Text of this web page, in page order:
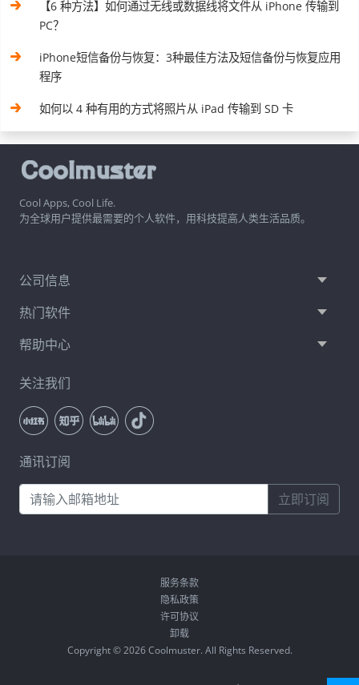
【6 种方法】如何通过无线或数据线将文件从 iPhone 传输到
PC？
iPhone短信备份与恢复：3种最佳方法及短信备份与恢复应用
程序
如何以 4 种有用的方式将照片从 iPad 传输到 SD 卡
Cool Apps, Cool Life.
为全球用户提供最需要的个人软件，用科技提高人类生活品质。
公司信息
热门软件
帮助中心
关注我们
通讯订阅
立即订阅
服务条款
隐私政策
许可协议
卸载
Copyright © 2026 Coolmuster. All Rights Reserved.